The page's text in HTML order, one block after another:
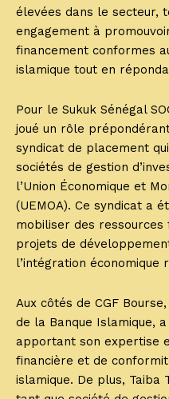
élevées dans le secteur,
engagement à
financement conformes
islamique tout en
Pour le Sukuk Sénégal
joué un rôle
syndicat de placement
sociétés de gestion
l’Union Économique et
(UEMOA). Ce syndicat a
mobiliser des
projets de
l’intégration économique
Aux côtés de CGF
de la Banque Islamique,
apportant son expertise
financière et de
islamique. De plus, Taiba